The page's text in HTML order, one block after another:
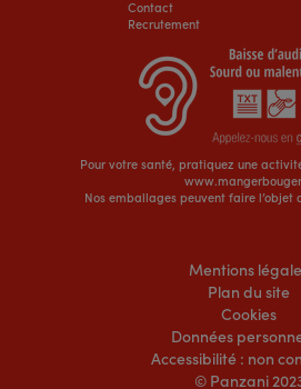
Contact
Recrutement
Pour votre santé, pratiquez une
Nos emballages peuvent faire l’objet
Mentions
Plan du site
Cookies
Données
Accessibilité : non
© Panzani